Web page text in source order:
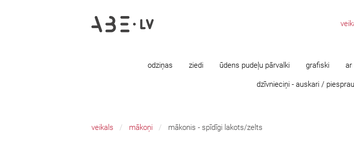
odziņas ziedi ūdens pudeļu pārvalki grafiski ar
dzīvnieciņi - auskari /
veikals mākoņi mākonis - spīdīgi lakots/zelts